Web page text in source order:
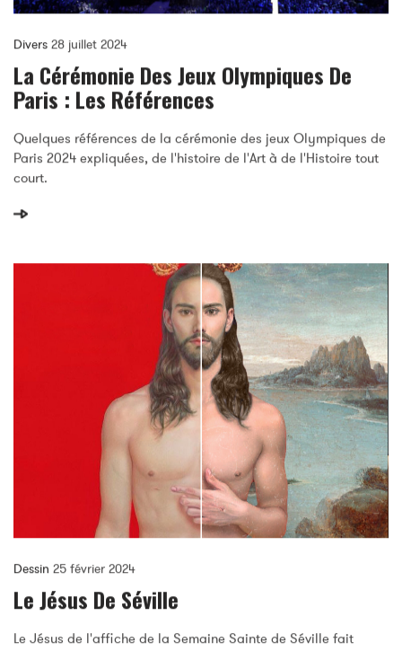
Divers 28 juillet 2024
La Cérémonie Des Jeux Olympiques De
Paris : Les Références
Quelques références de la cérémonie des jeux Olympiques de
court.
Dessin 25 février 2024
Le Jésus De Séville